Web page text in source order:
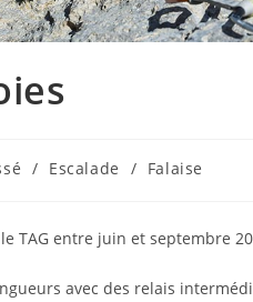
/ Escalade / Falaise
TAG entre juin et septembre
avec des relais